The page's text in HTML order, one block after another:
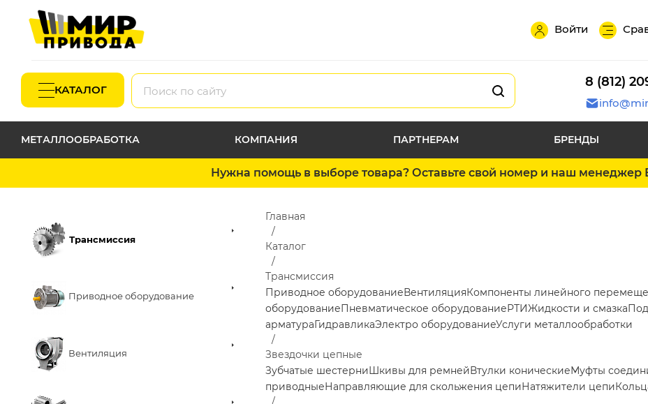
Войти
КАТАЛОГ
8 (812)
МЕТАЛЛООБРАБОТКА КОМПАНИЯ ПАРТНЕРАМ БРЕНДЫ
Нужна помощь в выборе товара? Оставьте свой номер и наш менеджер
Трансмиссия
Приводное оборудование
Вентиляция
Главная
Каталог
Трансмиссия
Приводное оборудованиеВентиляцияКомпоненты линейного
оборудованиеПневматическое оборудованиеРТИЖидкости и смазка
арматураГидравликаЭлектро оборудованиеУслуги металлообработки
Звездочки цепные
Зубчатые шестерниШкивы для ремнейВтулки коническиеМуфты
приводныеНаправляющие для скольжения цепиНатяжители цепи